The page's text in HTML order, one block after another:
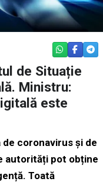
WHATSAPP
de Situație
Ministru:
este
coronavirus și de
autorități pot obține
Toată